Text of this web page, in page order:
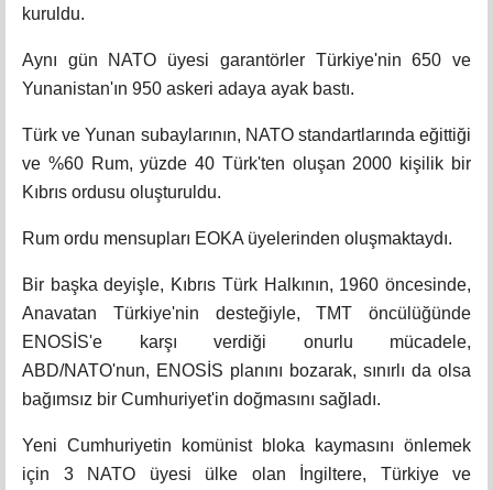
kuruldu.
Aynı gün NATO üyesi garantörler Türkiye'nin 650 ve
Yunanistan'ın 950 askeri adaya ayak bastı.
Türk ve Yunan subaylarının, NATO standartlarında eğittiği
ve %60 Rum, yüzde 40 Türk'ten oluşan 2000 kişilik bir
Kıbrıs ordusu oluşturuldu.
Rum ordu mensupları EOKA üyelerinden oluşmaktaydı.
Bir başka deyişle, Kıbrıs Türk Halkının, 1960 öncesinde,
Anavatan Türkiye'nin desteğiyle, TMT öncülüğünde
ENOSİS'e karşı verdiği onurlu mücadele,
ABD/NATO'nun, ENOSİS planını bozarak, sınırlı da olsa
bağımsız bir Cumhuriyet'in doğmasını sağladı.
Yeni Cumhuriyetin komünist bloka kaymasını önlemek
için 3 NATO üyesi ülke olan İngiltere, Türkiye ve